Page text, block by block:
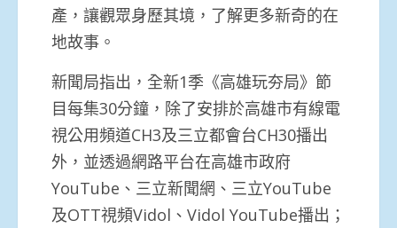
產，讓觀眾身歷其境，了解更多新奇的在
地故事。
新聞局指出，全新1季《高雄玩夯局》節
目每集30分鐘，除了安排於高雄市有線電
視公用頻道CH3及三立都會台CH30播出
外，並透過網路平台在高雄市政府
YouTube、三立新聞網、三立YouTube
及OTT視頻Vidol、Vidol YouTube播出；